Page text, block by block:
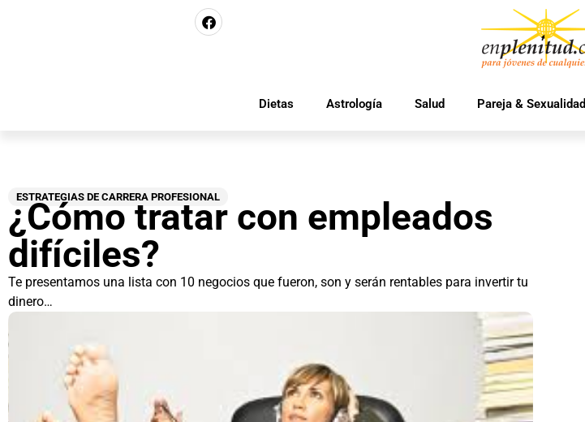
Dietas Astrología Salud Pareja & Sexualidad
ESTRATEGIAS DE CARRERA PROFESIONAL
¿Cómo tratar con empleados
difíciles?
Te presentamos una lista con 10 negocios que fueron, son y serán rentables para invertir tu
dinero…